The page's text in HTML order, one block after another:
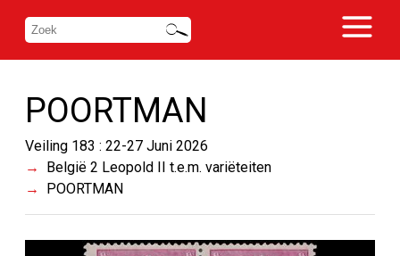
POORTMAN
Veiling 183 : 22-27 Juni 2026
België 2 Leopold II t.e.m. variëteiten
POORTMAN